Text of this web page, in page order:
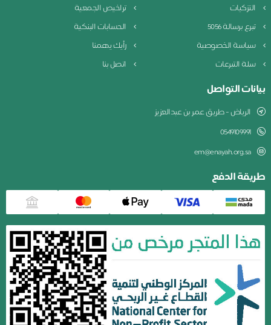
التزكيات
تراخيص الجمعية
تبرع برسالة 5056
الحسابات البنكية
سياسة الخصوصية
رأيك يهمنا
سلة التبرعات
اتصل بنا
بيانات التواصل
الرياض - طريق عمر بن عبدالعزيز
0549109991
em@enayah.org.sa
طريقة الدفع